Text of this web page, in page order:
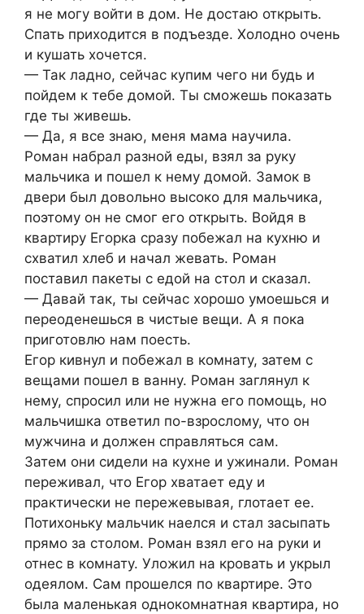
я не могу войти в дом. Не достаю открыть.
Спать приходится в подъезде. Холодно очень
и кушать хочется.
— Так ладно, сейчас купим чего ни будь и
пойдем к тебе домой. Ты сможешь показать
где ты живешь.
— Да, я все знаю, меня мама научила.
Роман набрал разной еды, взял за руку
мальчика и пошел к нему домой. Замок в
двери был довольно высоко для мальчика,
поэтому он не смог его открыть. Войдя в
квартиру Егорка сразу побежал на кухню и
схватил хлеб и начал жевать. Роман
поставил пакеты с едой на стол и сказал.
— Давай так, ты сейчас хорошо умоешься и
переоденешься в чистые вещи. А я пока
приготовлю нам поесть.
Егор кивнул и побежал в комнату, затем с
вещами пошел в ванну. Роман заглянул к
нему, спросил или не нужна его помощь, но
мальчишка ответил по-взрослому, что он
мужчина и должен справляться сам.
Затем они сидели на кухне и ужинали. Роман
переживал, что Егор хватает еду и
практически не пережевывая, глотает ее.
Потихоньку мальчик наелся и стал засыпать
прямо за столом. Роман взял его на руки и
отнес в комнату. Уложил на кровать и укрыл
одеялом. Сам прошелся по квартире. Это
была маленькая однокомнатная квартира, но